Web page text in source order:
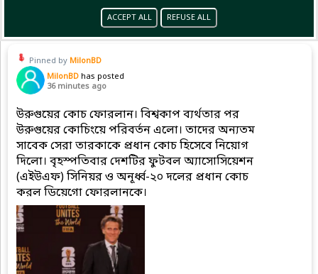
ACCEPT ALL REFUSE ALL
Pinned by MilonBD
MilonBD has posted
36 minutes ago
উরুগুয়ের কোচ ফোরলান। বিশ্বকাপ ব্যর্থতার পর
উরুগুয়ের কোচিংয়ে পরিবর্তন এলো। তাদের অন্যতম
সাবেক সেরা তারকাকে প্রধান কোচ হিসেবে নিয়োগ
দিলো। বৃহস্পতিবার দেশটির ফুটবল অ্যাসোসিয়েশন
(এইউএফ) সিনিয়র ও অনূর্ধ্ব-২০ দলের প্রধান কোচ
করল ডিয়েগো ফোরলানকে।